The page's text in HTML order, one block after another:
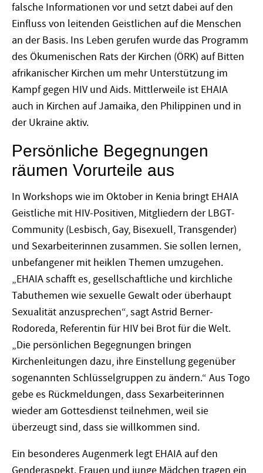
falsche Informationen vor und setzt dabei auf den
Einfluss von leitenden Geistlichen auf die Menschen
an der Basis. Ins Leben gerufen wurde das Programm
des Ökumenischen Rats der Kirchen (ÖRK) auf Bitten
afrikanischer Kirchen um mehr Unterstützung im
Kampf gegen HIV und Aids. Mittlerweile ist EHAIA
auch in Kirchen auf Jamaika, den Philippinen und in
der Ukraine aktiv.
Persönliche Begegnungen
räumen Vorurteile aus
In Workshops wie im Oktober in Kenia bringt EHAIA
Geistliche mit HIV-Positiven, Mitgliedern der LBGT-
Community (Lesbisch, Gay, Bisexuell, Transgender)
und Sexarbeiterinnen zusammen. Sie sollen lernen,
unbefangener mit heiklen Themen umzugehen.
„EHAIA schafft es, gesellschaftliche und kirchliche
Tabuthemen wie sexuelle Gewalt oder überhaupt
Sexualität anzusprechen“, sagt Astrid Berner-
Rodoreda, Referentin für HIV bei Brot für die Welt.
„Die persönlichen Begegnungen bringen
Kirchenleitungen dazu, ihre Einstellung gegenüber
sogenannten Schlüsselgruppen zu ändern.“ Aus Togo
gebe es Rückmeldungen, dass Sexarbeiterinnen
wieder am Gottesdienst teilnehmen, weil sie
überzeugt sind, dass sie willkommen sind.
Ein besonderes Augenmerk legt EHAIA auf den